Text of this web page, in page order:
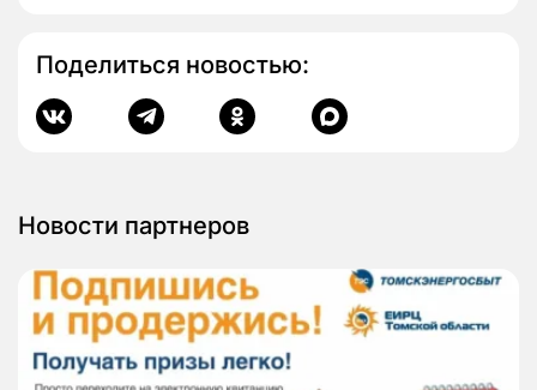
Поделиться новостью:
Новости партнеров